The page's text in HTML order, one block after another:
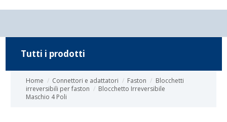
Home Connettori e adattatori Faston
Blocchetti
irreversibili per faston
Blocchetto Irreversibile
Maschio 4 Poli
Tutti i prodotti